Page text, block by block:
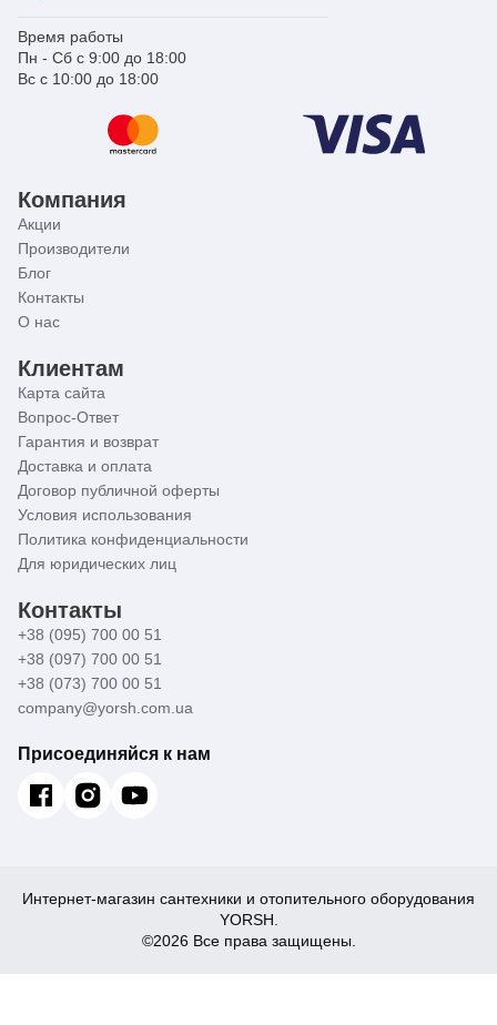
Время работы
Пн - Сб с 9:00 до 18:00
Вс с 10:00 до 18:00
Компания
Акции
Производители
Блог
Контакты
О нас
Клиентам
Карта сайта
Вопрос-Ответ
Гарантия и возврат
Доставка и оплата
Договор публичной оферты
Условия использования
Политика конфиденциальности
Для юридических лиц
Контакты
+38 (095) 700 00 51
+38 (097) 700 00 51
+38 (073) 700 00 51
company@yorsh.com.ua
Присоединяйся к нам
Интернет-магазин сантехники и отопительного оборудования
YORSH.
©2026 Все права защищены.